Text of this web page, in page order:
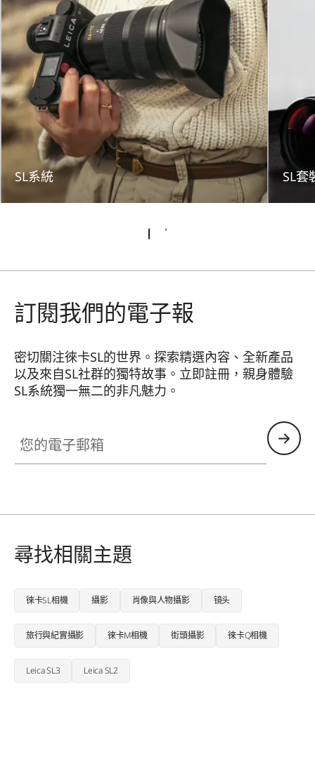
SL系統 SL套
訂閱我們的電子報
密切關注徠卡SL的世界。探索精選內容、全新產品
以及來自SL社群的獨特故事。立即註冊，親身體驗
SL系統獨一無二的非凡魅力。
尋找相關主題
徠卡SL相機 攝影 肖像與人物攝影 镜头
旅行與紀實攝影 徠卡M相機 街頭攝影 徠卡Q相機
Leica SL3 Leica SL2